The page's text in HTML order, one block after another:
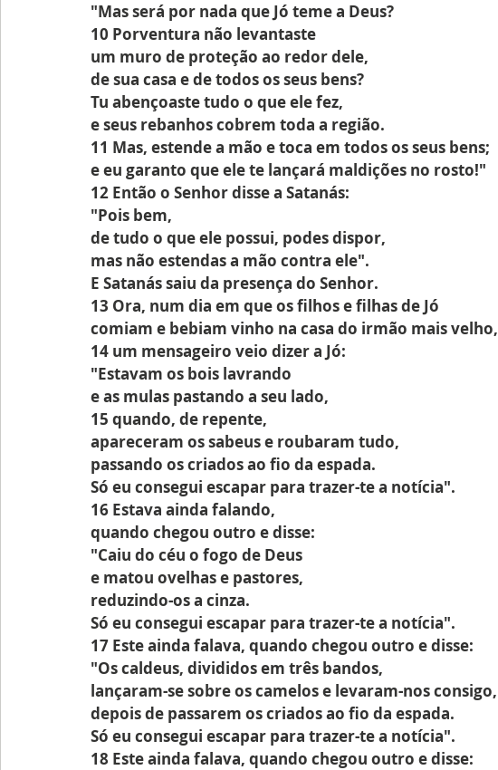
"Mas será por nada que Jó teme a Deus?
10 Porventura não levantaste
um muro de proteção ao redor dele,
de sua casa e de todos os seus bens?
Tu abençoaste tudo o que ele fez,
e seus rebanhos cobrem toda a região.
11 Mas, estende a mão e toca em todos os seus bens;
e eu garanto que ele te lançará maldições no rosto!"
12 Então o Senhor disse a Satanás:
"Pois bem,
de tudo o que ele possui, podes dispor,
mas não estendas a mão contra ele".
E Satanás saiu da presença do Senhor.
13 Ora, num dia em que os filhos e filhas de Jó
comiam e bebiam vinho na casa do irmão mais velho,
14 um mensageiro veio dizer a Jó:
"Estavam os bois lavrando
e as mulas pastando a seu lado,
15 quando, de repente,
apareceram os sabeus e roubaram tudo,
passando os criados ao fio da espada.
Só eu consegui escapar para trazer-te a notícia".
16 Estava ainda falando,
quando chegou outro e disse:
"Caiu do céu o fogo de Deus
e matou ovelhas e pastores,
reduzindo-os a cinza.
Só eu consegui escapar para trazer-te a notícia".
17 Este ainda falava, quando chegou outro e disse:
"Os caldeus, divididos em três bandos,
lançaram-se sobre os camelos e levaram-nos consigo,
depois de passarem os criados ao fio da espada.
Só eu consegui escapar para trazer-te a notícia".
18 Este ainda falava, quando chegou outro e disse: